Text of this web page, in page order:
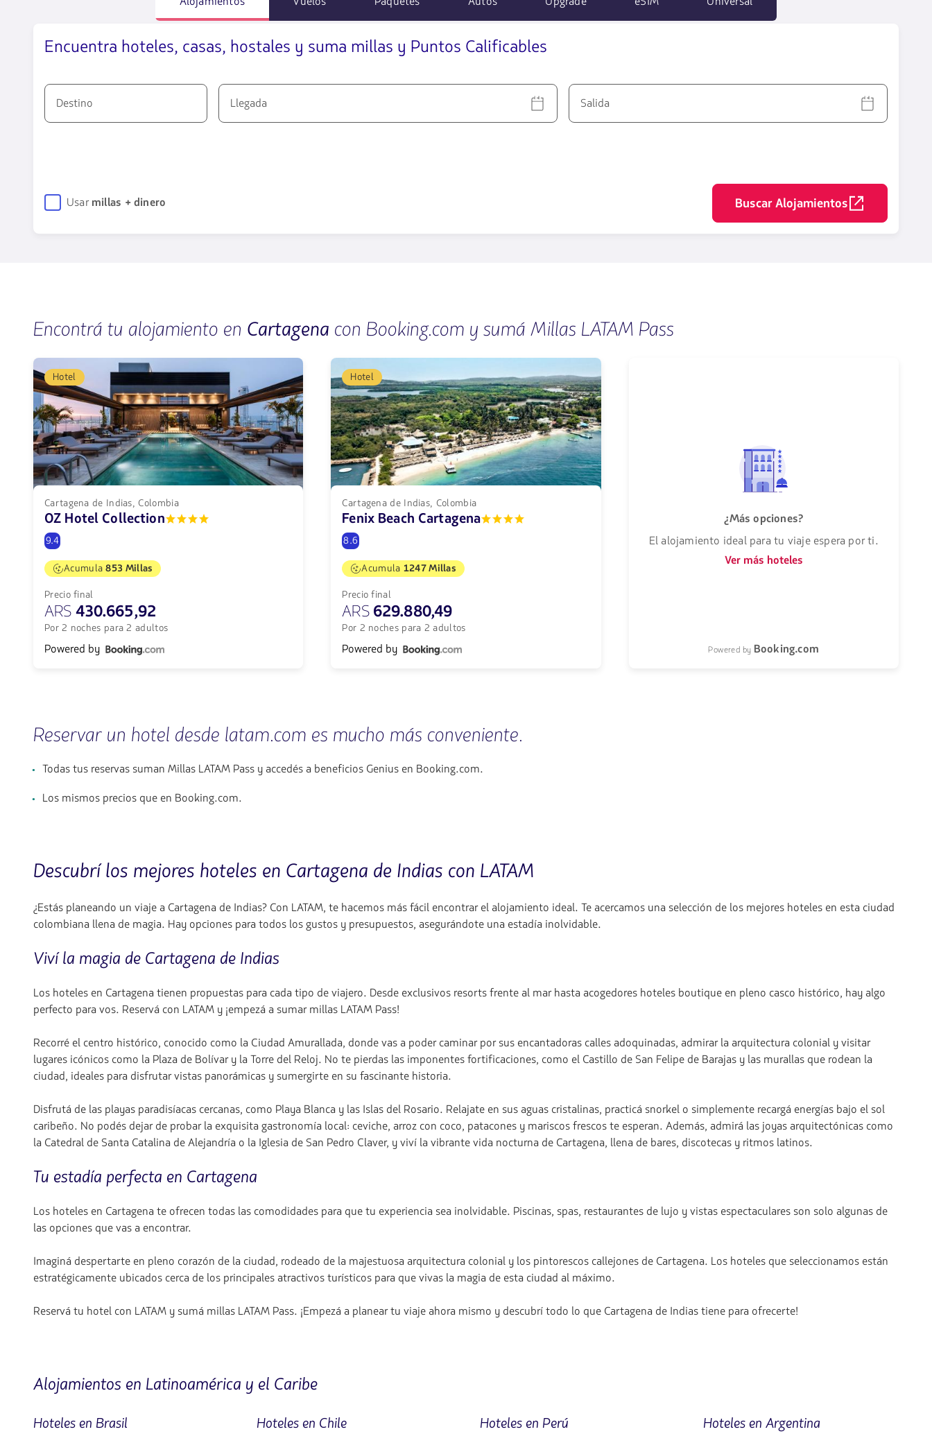
Encuentra hoteles, casas, hostales y suma millas y Puntos Calificables
Destino
las
teclas
Llegada Salida
Usarmillas + dinero Buscar Alojamientos
Encontrá tu alojamiento en Cartagena con Booking.com y sumá Millas LATAM Pass
Hotel
Cartagena de Indias, Colombia
OZ Hotel Collection
9.4
Acumula853 Millas
Precio final
ARS 430.665,92
Por 2 noches para 2 adultos
Powered by
Hotel
Cartagena de Indias, Colombia
Fenix Beach Cartagena
8.6
Acumula 1247 Millas
Precio final
ARS629.880,49
Por 2 noches para 2 adultos
Powered by
¿Más opciones?
El alojamiento ideal para tu viaje espera por ti.
Ver más hoteles
Powered by Booking.com
Reservar un hotel desde latam.com es mucho más conveniente.
Todas tus reservas suman Millas LATAM Pass y accedés a beneficios Genius en Booking.com.
Los mismos precios que en Booking.com.
Descubrí los mejores hoteles en Cartagena de Indias con LATAM
¿Estás planeando un viaje a Cartagena de Indias? Con LATAM, te hacemos más fácil encontrar el alojamiento ideal. Te acercamos una selección de los mejores hoteles en esta ciudad
colombiana llena de magia. Hay opciones para todos los gustos y presupuestos, asegurándote una estadía inolvidable.
Viví la magia de Cartagena de Indias
Los hoteles en Cartagena tienen propuestas para cada tipo de viajero. Desde exclusivos resorts frente al mar hasta acogedores hoteles boutique en pleno casco histórico, hay algo
perfecto para vos. Reservá con LATAM y ¡empezá a sumar millas LATAM Pass!
Recorré el centro histórico, conocido como la Ciudad Amurallada, donde vas a poder caminar por sus encantadoras calles adoquinadas, admirar la arquitectura colonial y visitar
lugares icónicos como la Plaza de Bolívar y la Torre del Reloj. No te pierdas las imponentes fortificaciones, como el Castillo de San Felipe de Barajas y las murallas que rodean la
ciudad, ideales para disfrutar vistas panorámicas y sumergirte en su fascinante historia.
Disfrutá de las playas paradisíacas cercanas, como Playa Blanca y las Islas del Rosario. Relajate en sus aguas cristalinas, practicá snorkel o simplemente recargá energías bajo el sol
caribeño. No podés dejar de probar la exquisita gastronomía local: ceviche, arroz con coco, patacones y mariscos frescos te esperan. Además, admirá las joyas arquitectónicas como
la Catedral de Santa Catalina de Alejandría o la Iglesia de San Pedro Claver, y viví la vibrante vida nocturna de Cartagena, llena de bares, discotecas y ritmos latinos.
Tu estadía perfecta en Cartagena
Los hoteles en Cartagena te ofrecen todas las comodidades para que tu experiencia sea inolvidable. Piscinas, spas, restaurantes de lujo y vistas espectaculares son solo algunas de
las opciones que vas a encontrar.
Imaginá despertarte en pleno corazón de la ciudad, rodeado de la majestuosa arquitectura colonial y los pintorescos callejones de Cartagena. Los hoteles que seleccionamos están
estratégicamente ubicados cerca de los principales atractivos turísticos para que vivas la magia de esta ciudad al máximo.
Reservá tu hotel con LATAM y sumá millas LATAM Pass. ¡Empezá a planear tu viaje ahora mismo y descubrí todo lo que Cartagena de Indias tiene para ofrecerte!
Alojamientos en Latinoamérica y el Caribe
Hoteles en Brasil Hoteles en Chile Hoteles en Perú Hoteles en Argentina